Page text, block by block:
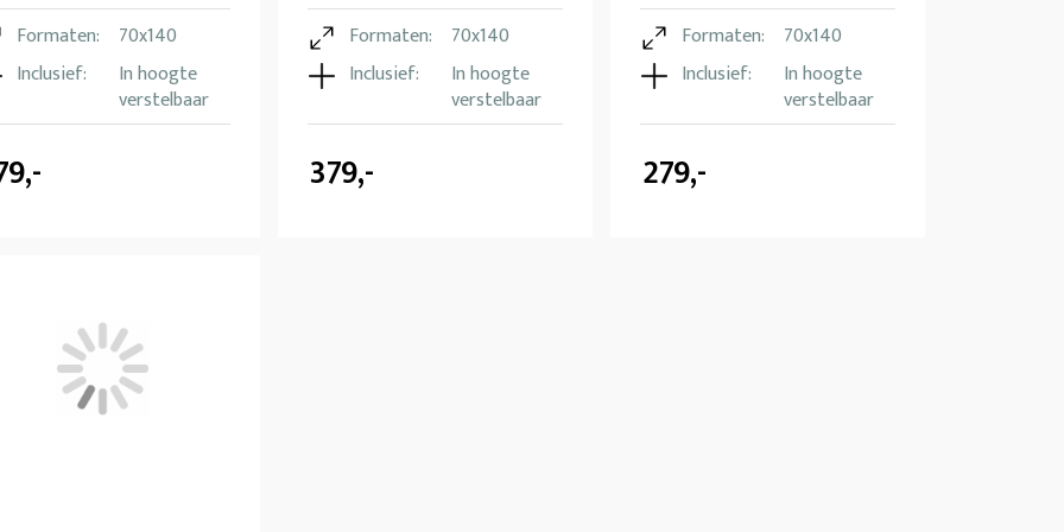
Formaten:
70x140
Inclusief:
In hoogte
verstelbaar
Formaten:
70x140
Inclusief:
In hoogte
verstelbaar
379,-
Formaten:
70x140
Inclusief:
In hoogte
verstelbaar
279,-